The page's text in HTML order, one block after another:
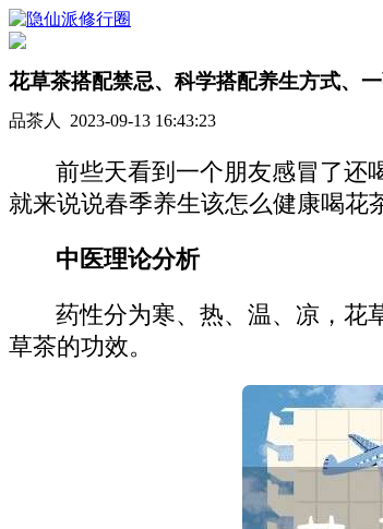
花草茶搭配禁忌、科学搭配养生方式、
品茶人 2023-09-13 16:43:23
前些天看到一个朋友感冒了还
就来说说春季养生该怎么健康喝花
中医理论分析
药性分为寒、热、温、凉，花
草茶的功效。